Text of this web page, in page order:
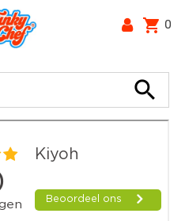
shopping_cart 0
